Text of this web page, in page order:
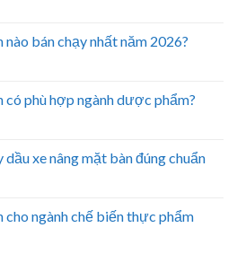
nào bán chạy nhất năm 2026?
có phù hợp ngành dược phẩm?
xe nâng mặt bàn đúng chuẩn
cho ngành chế biến thực phẩm